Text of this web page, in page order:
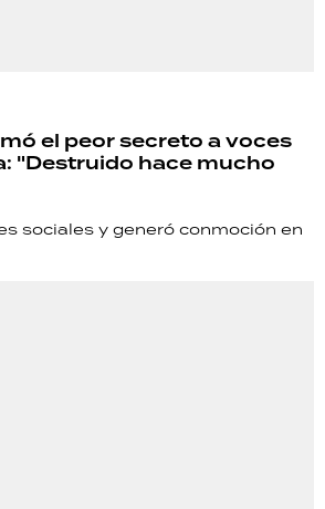
el peor secreto a voces
"Destruido hace mucho
sociales y generó conmoción en